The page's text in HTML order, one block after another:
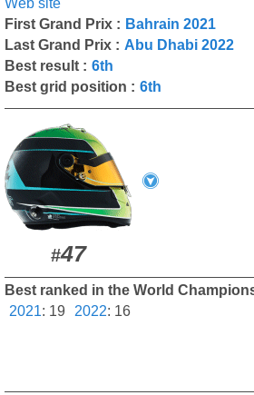
Web site
First Grand Prix : Bahrain 2021
Last Grand Prix : Abu Dhabi 2022
Best result : 6th
Best grid position : 6th
#47
Best ranked in the World
2021: 19 2022: 16